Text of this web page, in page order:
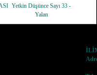
Yetkin Düşünce Sayı 33 -
Yalan